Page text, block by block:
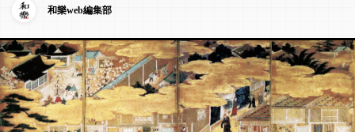
和樂web編集部